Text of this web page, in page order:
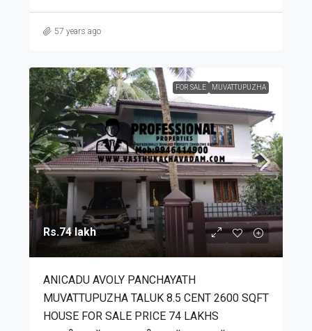
57 years ago
FOR SALE MUVATTUPUZHA
Rs.74 lakh
ANICADU AVOLY PANCHAYATH
MUVATTUPUZHA TALUK 8.5 CENT 2600 SQFT
HOUSE FOR SALE PRICE 74 LAKHS